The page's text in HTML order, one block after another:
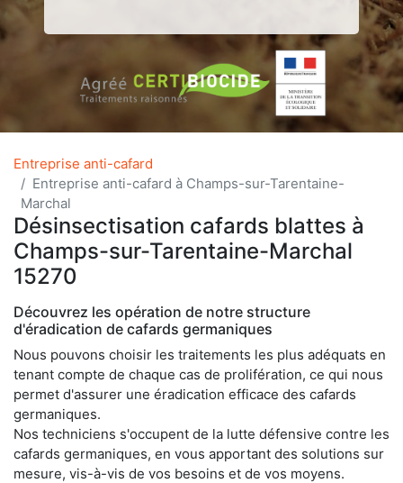
Entreprise anti-cafard
Entreprise anti-cafard à Champs-sur-Tarentaine-
Marchal
Désinsectisation cafards blattes à
Champs-sur-Tarentaine-Marchal
15270
Découvrez les opération de notre structure
d'éradication de cafards germaniques
Nous pouvons choisir les traitements les plus adéquats en
tenant compte de chaque cas de prolifération, ce qui nous
permet d'assurer une éradication efficace des cafards
germaniques.
Nos techniciens s'occupent de la lutte défensive contre les
cafards germaniques, en vous apportant des solutions sur
mesure, vis-à-vis de vos besoins et de vos moyens.